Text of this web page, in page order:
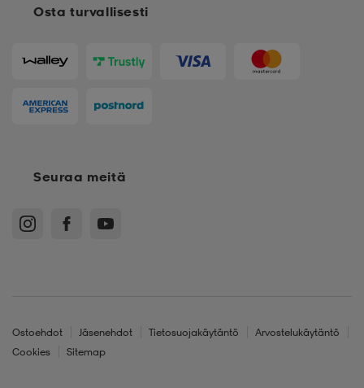
Osta turvallisesti
Seuraa meitä
Ostoehdot Jäsenehdot Tietosuojakäytäntö
Arvostelukäytäntö
Cookies
Sitemap